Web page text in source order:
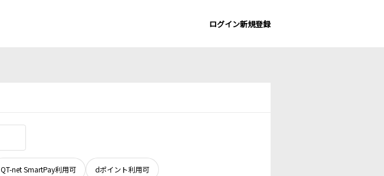
ログイン新規登録
QT-net SmartPay利用可 dポイント利用可